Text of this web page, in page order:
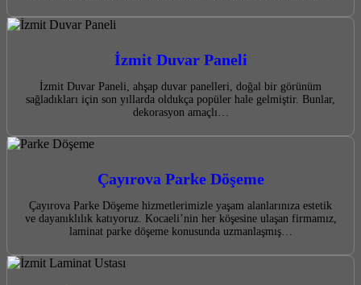
İzmit Duvar Paneli
İzmit Duvar Paneli, ahşap duvar panelleri, doğal bir görünüm
sağladıkları için son yıllarda oldukça popüler hale gelmiştir. Bunlar,
dekorasyon amaçlı…
Çayırova Parke Döşeme
Çayırova Parke Döşeme hizmetlerimizle yaşam alanlarınıza estetik
ve dayanıklılık katıyoruz. Kocaeli’nin her köşesine ulaşan firmamız,
laminat parke döşeme konusunda uzmanlaşmış…